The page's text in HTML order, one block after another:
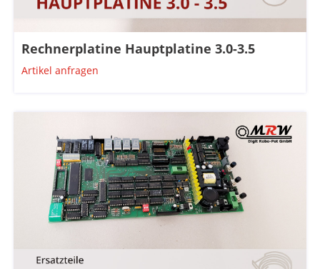
Rechnerplatine Hauptplatine 3.0-3.5
Artikel anfragen